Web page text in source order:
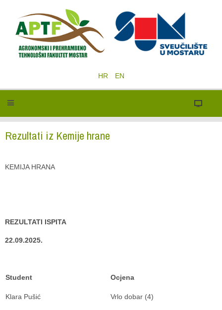
HR EN
Rezultati iz Kemije hrane
KEMIJA HRANA
REZULTATI ISPITA
22.09.2025.
Student Ocjena
Klara Pušić Vrlo dobar (4)